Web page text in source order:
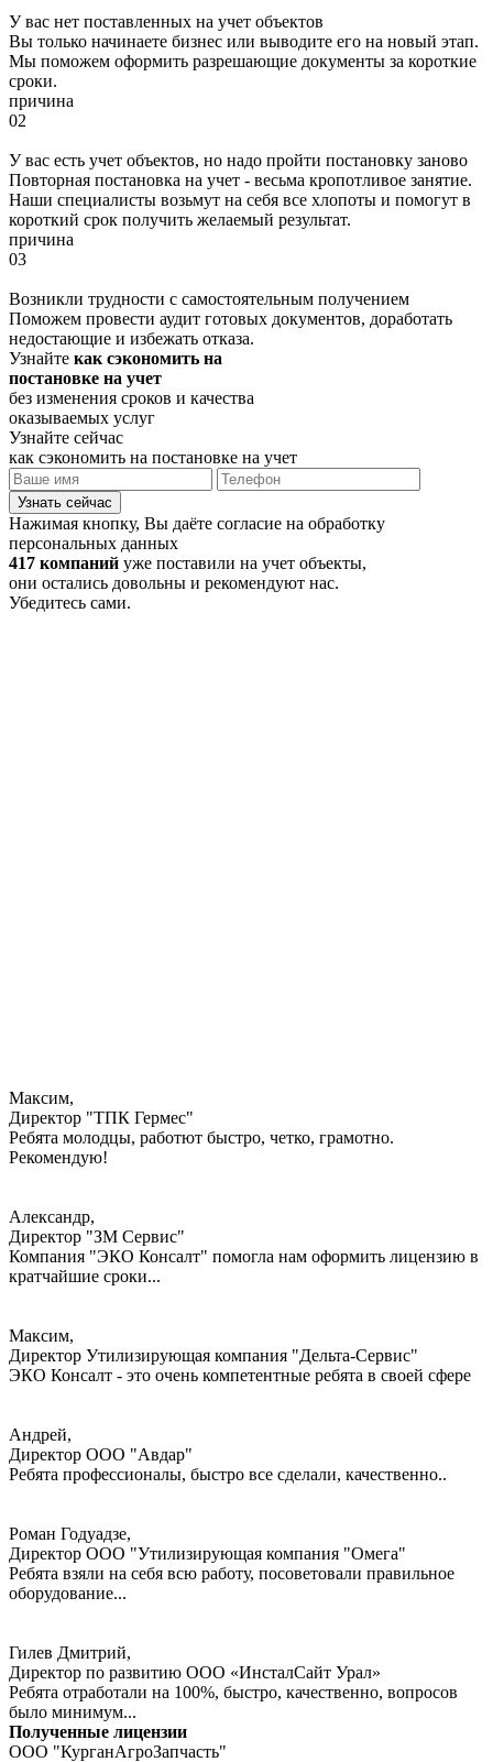
У вас нет поставленных на учет объектов
Вы только начинаете бизнес или выводите его на новый этап.
Мы поможем оформить разрешающие документы за короткие
сроки.
причина
02
У вас есть учет объектов, но надо пройти постановку заново
Повторная постановка на учет - весьма кропотливое занятие.
Наши специалисты возьмут на себя все хлопоты и помогут в
короткий срок получить желаемый результат.
причина
03
Возникли трудности с самостоятельным получением
Поможем провести аудит готовых документов, доработать
недостающие и избежать отказа.
Узнайте как сэкономить на
постановке на учет
без изменения сроков и качества
оказываемых услуг
Узнайте сейчас
как сэкономить на постановке на учет
Узнать сейчас
Нажимая кнопку, Вы даёте согласие на обработку
персональных данных
417 компаний уже поставили на учет объекты,
они остались довольны и рекомендуют нас.
Убедитесь сами.
Максим,
Директор "ТПК Гермес"
Ребята молодцы, работют быстро, четко, грамотно.
Рекомендую!
Александр,
Директор "ЗМ Сервис"
Компания "ЭКО Консалт" помогла нам оформить лицензию в
кратчайшие сроки...
Максим,
Директор Утилизирующая компания "Дельта-Сервис"
ЭКО Консалт - это очень компетентные ребята в своей сфере
Андрей,
Директор ООО "Авдар"
Ребята профессионалы, быстро все сделали, качественно..
Роман Годуадзе,
Директор ООО "Утилизирующая компания "Омега"
Ребята взяли на себя всю работу, посоветовали правильное
оборудование...
Гилев Дмитрий,
Директор по развитию ООО «ИнсталСайт Урал»
Ребята отработали на 100%, быстро, качественно, вопросов
было минимум...
Полученные лицензии
ООО "КурганАгроЗапчасть"